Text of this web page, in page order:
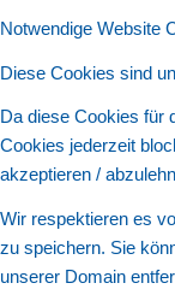
Notwendige Website
Diese Cookies sind
Da diese Cookies für
Cookies jederzeit
akzeptieren /
Wir respektieren es
zu speichern. Sie
unserer Domain